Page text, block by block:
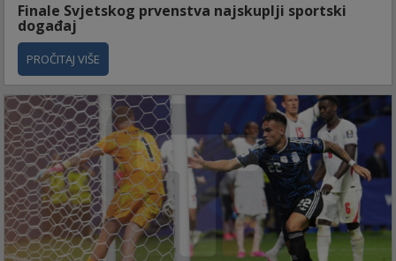
Finale Svjetskog prvenstva najskuplji sportski
događaj
PROČITAJ VIŠE